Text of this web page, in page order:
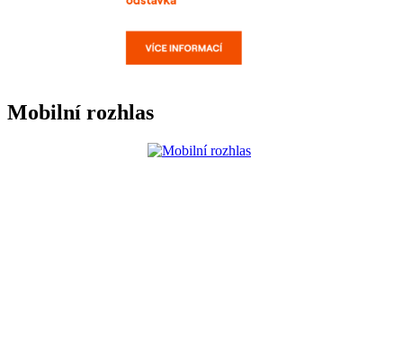
Mobilní rozhlas